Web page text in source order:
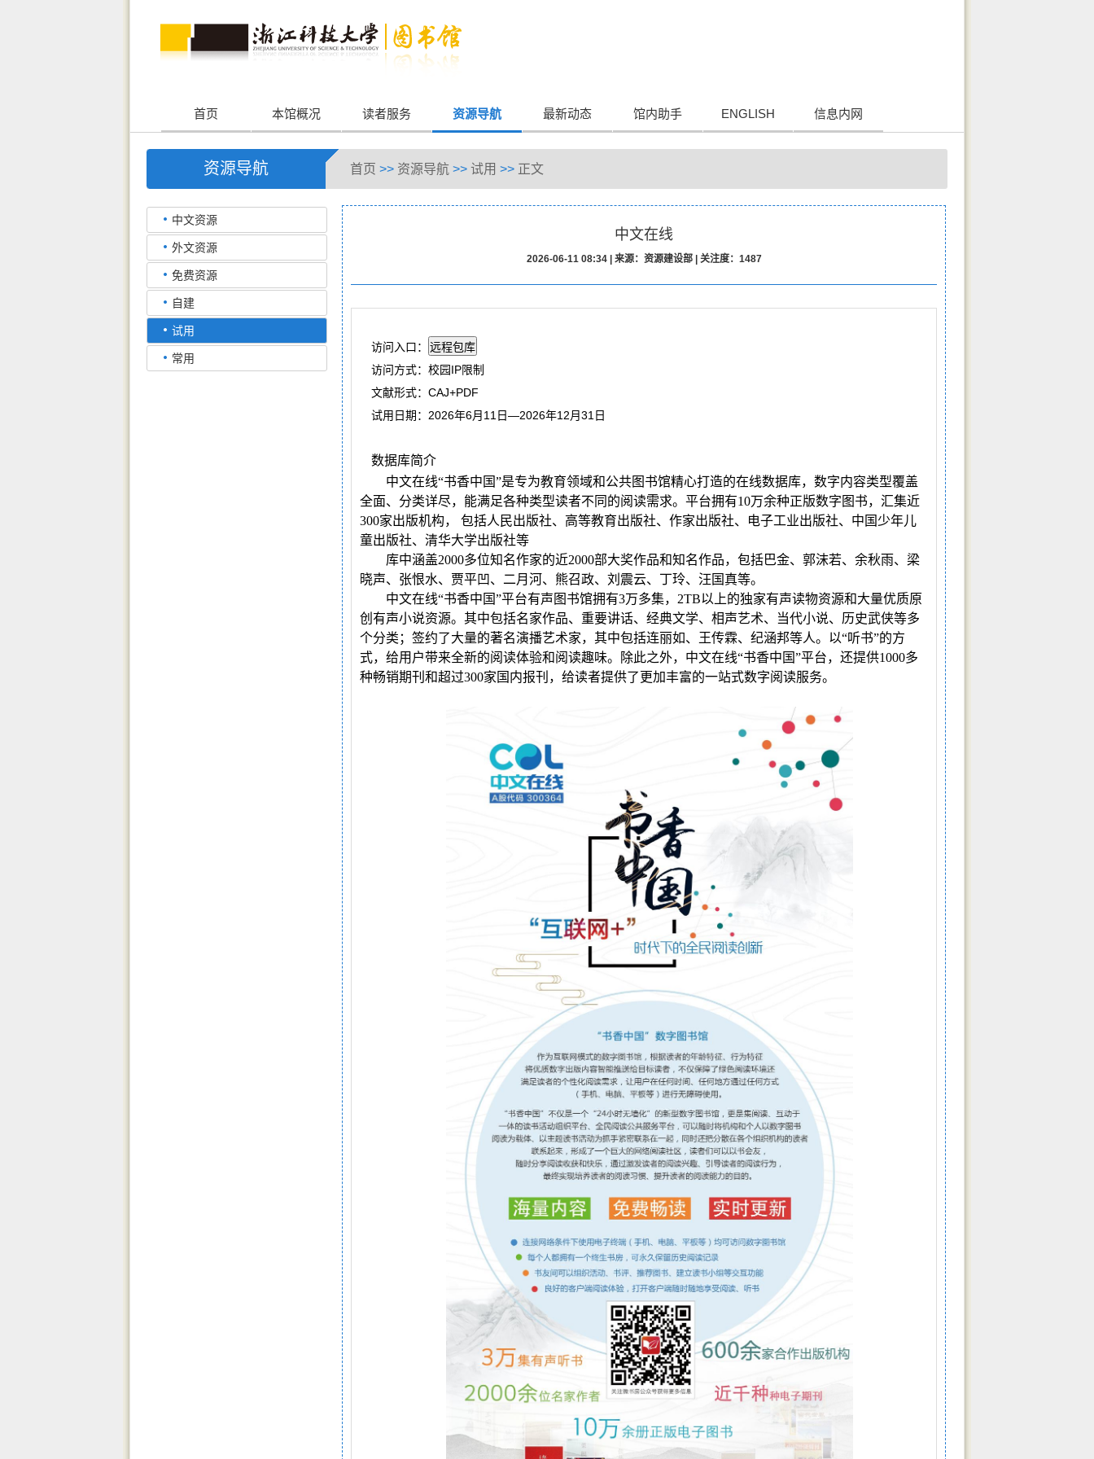
首页 本馆概况 读者服务 资源导航 最新动态 馆内助手 ENGLISH 信息内网
资源导航 首页 >> 资源导航 >> 试用 >> 正文
中文资源
外文资源
免费资源
自建
试用
常用
中文在线
2026-06-11 08:34| 来源：资源建设部| 关注度： 1487
访问入口：
访问方式：校园IP限制
文献形式：CAJ+PDF
试用日期：2026年6月11日—2026年12月31日
数据库简介
中文在线“书香中国”是专为教育领域和公共图书馆精心打造的在线数据库，数字内容类型覆盖
全面、分类详尽，能满足各种类型读者不同的阅读需求。平台拥有10万余种正版数字图书，汇集近
300家出版机构， 包括人民出版社、高等教育出版社、作家出版社、电子工业出版社、中国少年儿
童出版社、清华大学出版社等
库中涵盖2000多位知名作家的近2000部大奖作品和知名作品，包括巴金、郭沫若、余秋雨、梁
晓声、张恨水、贾平凹、二月河、熊召政、刘震云、丁玲、汪国真等。
中文在线“书香中国”平台有声图书馆拥有3万多集， 2TB以上的独家有声读物资源和大量优质原
创有声小说资源。其中包括名家作品、重要讲话、经典文学、相声艺术、当代小说、历史武侠等多
个分类；签约了大量的著名演播艺术家，其中包括连丽如、王传霖、纪涵邦等人。以“听书”的方
式，给用户带来全新的阅读体验和阅读趣味。除此之外，中文在线“书香中国”平台，还提供1000多
种畅销期刊和超过300家国内报刊，给读者提供了更加丰富的一站式数字阅读服务。